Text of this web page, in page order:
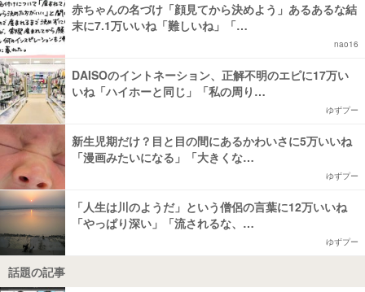
赤ちゃんの名づけ「顔見てから決めよう」あるあるな結
末に7.1万いいね「難しいね」「…
nao16
DAISOのイントネーション、正解不明のエピに17万い
いね「ハイホーと同じ」「私の周り…
ゆずプー
新生児期だけ？目と目の間にあるかわいさに5万いいね
「漫画みたいになる」「大きくな…
ゆずプー
「人生は川のようだ」という僧侶の言葉に12万いいね
「やっぱり深い」「流されるな、…
ゆずプー
話題の記事